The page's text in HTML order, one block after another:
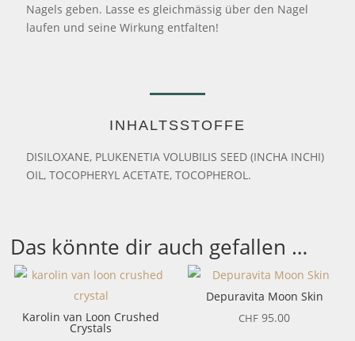
Nagels geben. Lasse es gleichmässig über den Nagel
laufen und seine Wirkung entfalten!
INHALTSSTOFFE
DISILOXANE, PLUKENETIA VOLUBILIS SEED (INCHA INCHI)
OIL, TOCOPHERYL ACETATE, TOCOPHEROL.
Das könnte dir auch gefallen …
Karolin van Loon Crushed
Crystals
Depuravita Moon Skin
CHF 95.00